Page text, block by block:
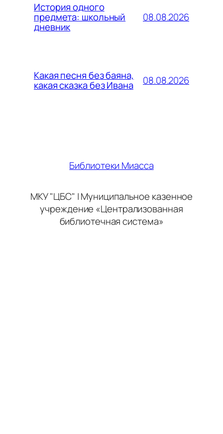
История одного
предмета: школьный
дневник
08.08.2026
Какая песня без баяна,
какая сказка без Ивана 08.08.2026
Библиотеки Миасса
МКУ "ЦБС" | Муниципальное казенное
учреждение «Централизованная
библиотечная система»